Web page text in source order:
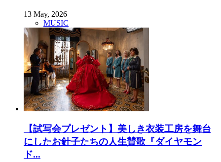
13 May, 2026
MUSIC
【試写会プレゼント】美しき衣装工房を舞台
にしたお針子たちの人生賛歌『ダイヤモン
ド...